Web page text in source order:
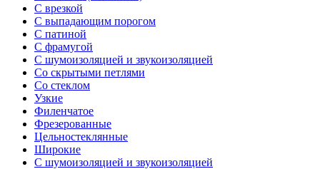
С врезкой
С выпадающим порогом
С патиной
С фрамугой
С шумоизоляцией и звукоизоляцией
Со скрытыми петлями
Со стеклом
Узкие
Филенчатое
Фрезерованные
Цельностеклянные
Широкие
С шумоизоляцией и звукоизоляцией